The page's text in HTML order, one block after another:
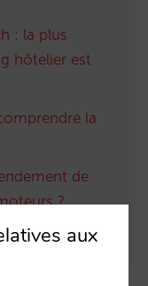
: la plus
hôtelier est
la
de
?
aux